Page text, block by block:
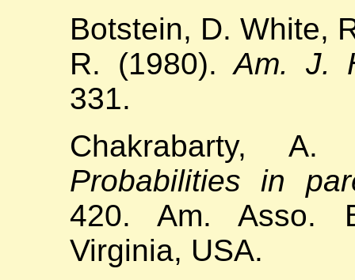
Botstein, D. White,
R. (1980).Am. J.
331.
Chakrabarty,
Probabilities in
420. Am. Asso.
Virginia, USA.